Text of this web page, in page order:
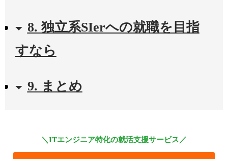
8. 独立系SIerへの就職を目指
すなら
9. まとめ
＼ITエンジニア特化の就活支援サービス／